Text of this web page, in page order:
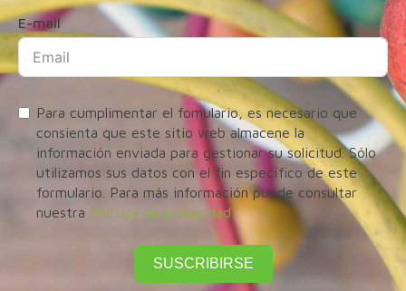
E-mail
Para cumplimentar el fomulario, es necesario que
consienta que este sitio web almacene la
información enviada para gestionar su solicitud. Sólo
utilizamos sus datos con el fin específico de este
formulario. Para más información puede consultar
nuestra Política de privacidad
SUSCRIBIRSE